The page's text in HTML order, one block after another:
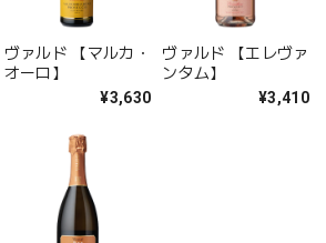
ヴァルド 【マルカ・
オーロ】
¥3,630
ヴァルド 【エレヴァ
ンタム】
¥3,410